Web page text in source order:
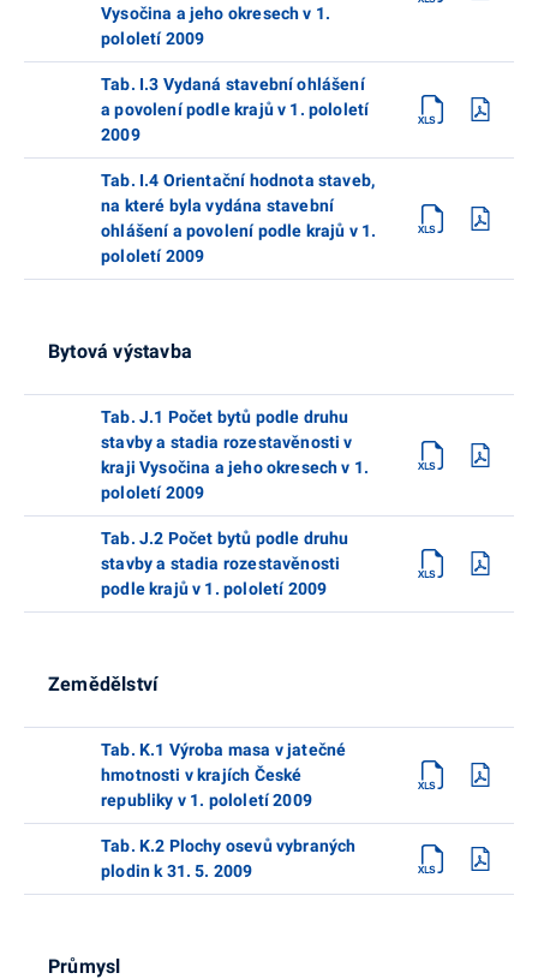
Vysočina a jeho okresech v 1.
pololetí 2009
Tab. I.3 Vydaná stavební ohlášení
a povolení podle krajů v 1. pololetí
2009
Tab. I.4 Orientační hodnota staveb,
na které byla vydána stavební
ohlášení a povolení podle krajů v 1.
pololetí 2009
Bytová výstavba
Tab. J.1 Počet bytů podle druhu
stavby a stadia rozestavěnosti v
kraji Vysočina a jeho okresech v 1.
pololetí 2009
Tab. J.2 Počet bytů podle druhu
stavby a stadia rozestavěnosti
podle krajů v 1. pololetí 2009
Zemědělství
Tab. K.1 Výroba masa v jatečné
hmotnosti v krajích České
republiky v 1. pololetí 2009
Tab. K.2 Plochy osevů vybraných
plodin k 31. 5. 2009
Průmysl